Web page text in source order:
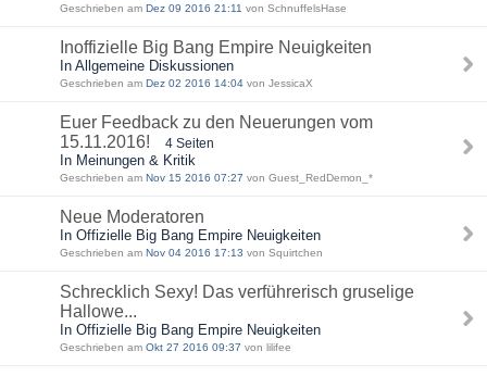
Geschrieben am Dez 09 2016 21:11 von SchnuffelsHase
Inoffizielle Big Bang Empire Neuigkeiten
In Allgemeine Diskussionen
Geschrieben am Dez 02 2016 14:04 von JessicaX
Euer Feedback zu den Neuerungen vom
15.11.2016!
4 Seiten
In Meinungen & Kritik
Geschrieben am Nov 15 2016 07:27 von Guest_RedDemon_*
Neue Moderatoren
In Offizielle Big Bang Empire Neuigkeiten
Geschrieben am Nov 04 2016 17:13 von Squirtchen
Schrecklich Sexy! Das verführerisch gruselige
Hallowe...
In Offizielle Big Bang Empire Neuigkeiten
Geschrieben am Okt 27 2016 09:37 von lilifee